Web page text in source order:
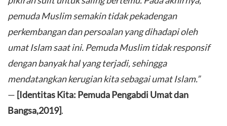
pemuda Muslim semakin tidak pekadengan
perkembangan dan persoalan yang dihadapi oleh
umat Islam saat ini. Pemuda Muslim tidak responsif
dengan banyak hal yang terjadi, sehingga
mendatangkan kerugian kita sebagai umat Islam.”
— [Identitas Kita: Pemuda Pengabdi Umat dan
Bangsa,2019].